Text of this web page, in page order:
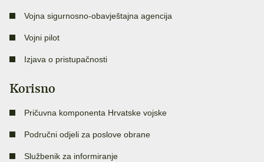
Vojna sigurnosno-obavještajna agencija
Vojni pilot
Izjava o pristupačnosti
Korisno
Pričuvna komponenta Hrvatske vojske
Područni odjeli za poslove obrane
Službenik za informiranje